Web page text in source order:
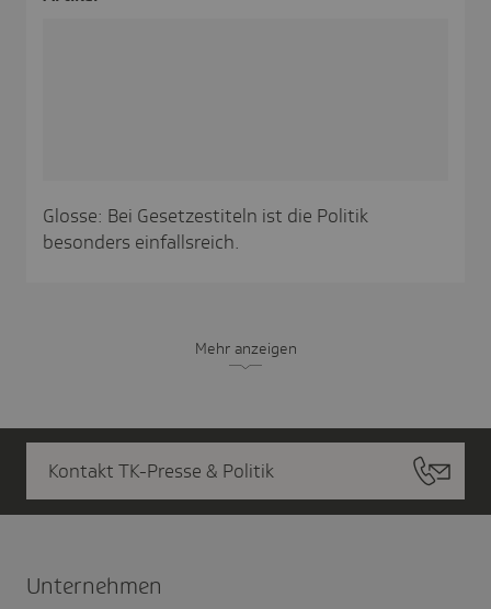
Glosse: Bei Gesetzestiteln ist die Politik
besonders einfallsreich.
Mehr anzeigen
Kontakt TK-Presse & Politik
Unter­nehmen